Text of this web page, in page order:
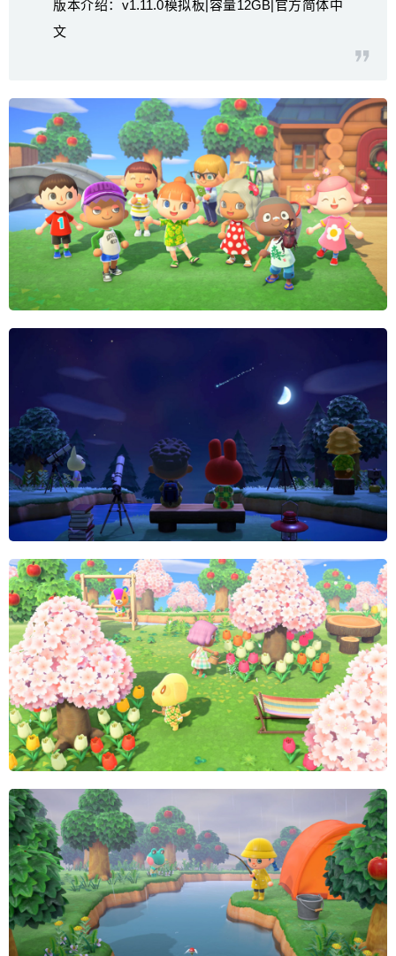
版本介绍：v1.11.0模拟板|容量12GB|官方简体中
文